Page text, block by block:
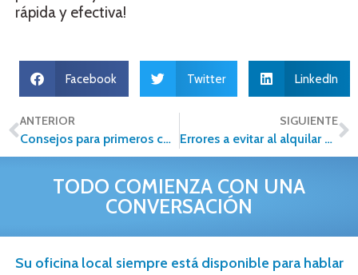
rápida y efectiva!
Facebook Twitter LinkedIn
ANTERIOR
Consejos para primeros compradores de vivienda
SIGUIENTE
Errores a evitar al alquilar una propiedad
TODO COMIENZA CON UNA
CONVERSACIÓN
Su oficina local siempre está disponible para hablar